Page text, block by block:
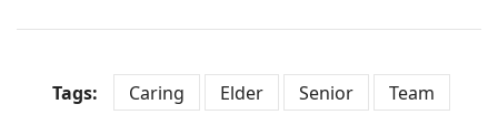
Tags: Caring Elder Senior Team